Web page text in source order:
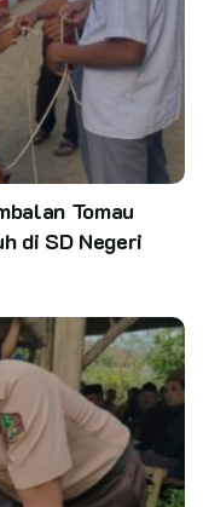
Tomau
di SD Negeri